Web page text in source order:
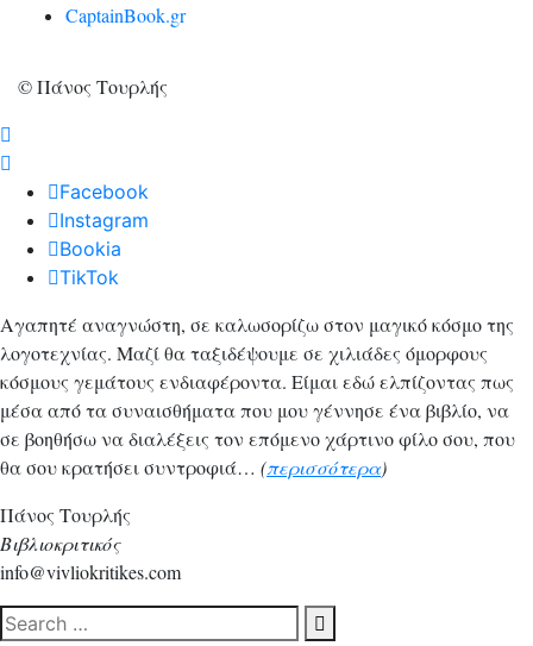
CaptainBook.gr
© Πάνος Τουρλής
Facebook
Instagram
Bookia
TikTok
Αγαπητέ αναγνώστη, σε καλωσορίζω στον μαγικό κόσμο της
λογοτεχνίας. Μαζί θα ταξιδέψουμε σε χιλιάδες όμορφους
κόσμους γεμάτους ενδιαφέροντα. Είμαι εδώ ελπίζοντας πως
μέσα από τα συναισθήματα που μου γέννησε ένα βιβλίο, να
σε βοηθήσω να διαλέξεις τον επόμενο χάρτινο φίλο σου, που
θα σου κρατήσει συντροφιά… (περισσότερα)
Πάνος Τουρλής
Βιβλιοκριτικός
info@vivliokritikes.com